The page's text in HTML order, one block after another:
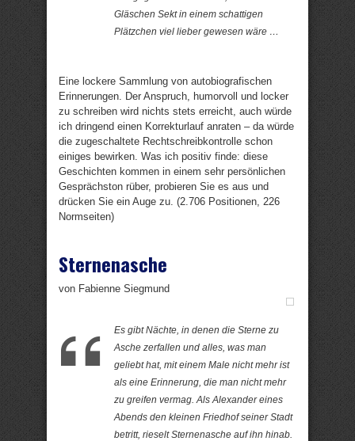
Gläschen Sekt in einem schattigen
Plätzchen viel lieber gewesen wäre …
Eine lockere Sammlung von autobiografischen
Erinnerungen. Der Anspruch, humorvoll und locker
zu schreiben wird nichts stets erreicht, auch würde
ich dringend einen Korrekturlauf anraten – da würde
die zugeschaltete Rechtschreibkontrolle schon
einiges bewirken. Was ich positiv finde: diese
Geschichten kommen in einem sehr persönlichen
Gesprächston rüber, probieren Sie es aus und
drücken Sie ein Auge zu. (2.706 Positionen, 226
Normseiten)
Sternenasche
von Fabienne Siegmund
Es gibt Nächte, in denen die Sterne zu
Asche zerfallen und alles, was man
geliebt hat, mit einem Male nicht mehr ist
als eine Erinnerung, die man nicht mehr
zu greifen vermag. Als Alexander eines
Abends den kleinen Friedhof seiner Stadt
betritt, rieselt Sternenasche auf ihn hinab.